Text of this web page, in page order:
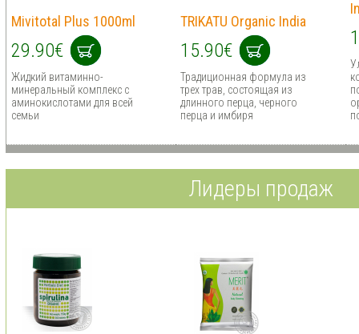
Mivitotal Plus 1000ml
29.90€
Жидкий витаминно-
минеральный комплекс с
аминокислотами для всей
семьи
TRIKATU Organic India
15.90€
Традиционная формула из
трех трав, состоящая из
длинного перца, черного
перца и имбиря
Лидеры продаж